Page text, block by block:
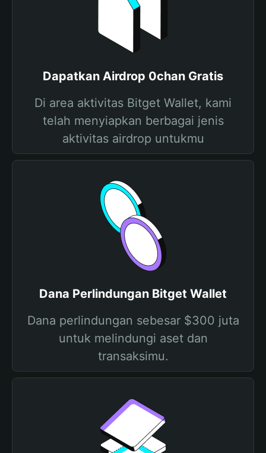
Dapatkan Airdrop 0chan Gratis
Di area aktivitas Bitget Wallet, kami
telah menyiapkan berbagai jenis
aktivitas airdrop untukmu
Dana Perlindungan Bitget Wallet
Dana perlindungan sebesar $300 juta
untuk melindungi aset dan
transaksimu.